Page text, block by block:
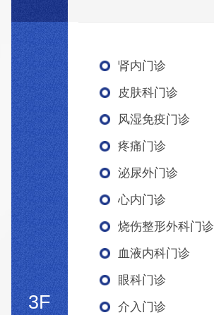
3F
肾内门诊
皮肤科门诊
风湿免疫门诊
疼痛门诊
泌尿外门诊
心内门诊
烧伤整形外科门诊
血液内科门诊
眼科门诊
介入门诊